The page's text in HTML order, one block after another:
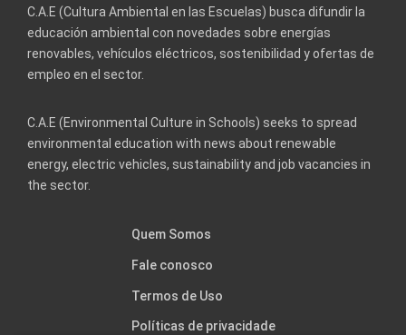
C.A.E (Cultura Ambiental en las Escuelas) busca difundir la
educación ambiental con novedades sobre energías
renovables, vehículos eléctricos, sostenibilidad y ofertas de
empleo en el sector.
C.A.E (Environmental Culture in Schools) seeks to spread
environmental education with news about renewable
energy, electric vehicles, sustainability and job vacancies in
the sector.
Quem Somos
Fale conosco
Termos de Uso
Políticas de privacidade